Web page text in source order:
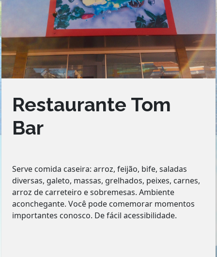
Restaurante Tom
Bar
Serve comida caseira: arroz, feijão, bife, saladas
diversas, galeto, massas, grelhados, peixes, carnes,
arroz de carreteiro e sobremesas. Ambiente
aconchegante. Você pode comemorar momentos
importantes conosco. De fácil acessibilidade.